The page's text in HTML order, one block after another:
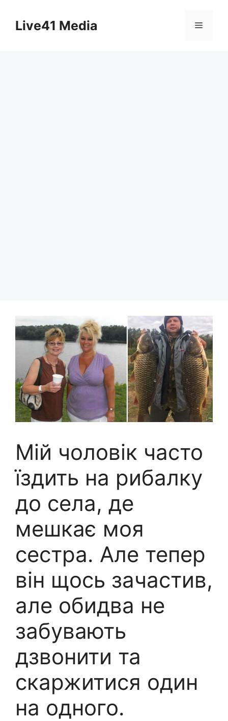
contentLive41 Media Menu
Мій чоловік часто
їздить на рибалку
до села, де
мешкає моя
сестра. Але тепер
він щось зачастив,
але обидва не
забувають
дзвонити та
скаржитися один
на одного.